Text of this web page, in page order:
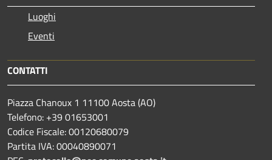
Luoghi
Eventi
CONTATTI
Piazza Chanoux 1 11100 Aosta (AO)
Telefono: +39 01653001
Codice Fiscale: 00120680079
Partita IVA: 00040890071